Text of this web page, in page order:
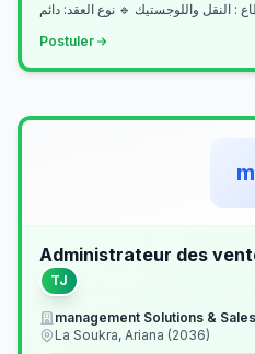
Postuler
m
Administrateur des
TJ
management Solutions &
La Soukra, Ariana (2036)